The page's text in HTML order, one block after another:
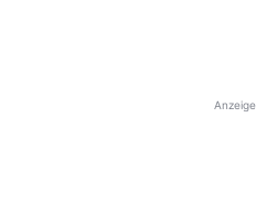
Anzeige